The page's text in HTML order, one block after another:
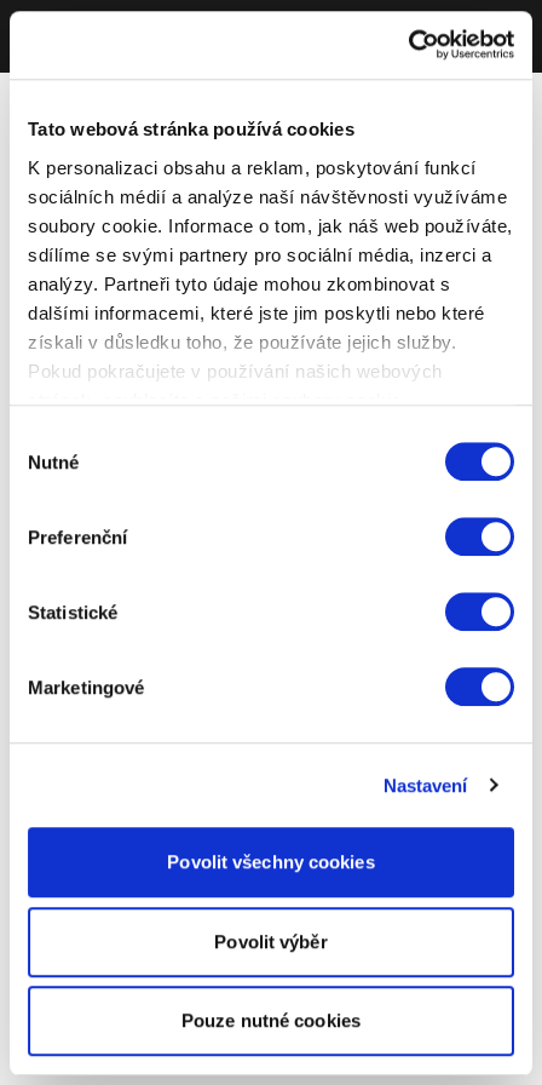
Tato webová stránka používá cookies
K personalizaci obsahu a reklam, poskytování funkcí
sociálních médií a analýze naší návštěvnosti využíváme
soubory cookie. Informace o tom, jak náš web používáte,
sdílíme se svými partnery pro sociální média, inzerci a
analýzy. Partneři tyto údaje mohou zkombinovat s
dalšími informacemi, které jste jim poskytli nebo které
získali v důsledku toho, že používáte jejich služby.
Pokud pokračujete v používání našich webových
souhlasu
Nutné
Preferenční
Statistické
Marketingové
Nastavení
Povolit všechny cookies
Povolit výběr
Pouze nutné cookies